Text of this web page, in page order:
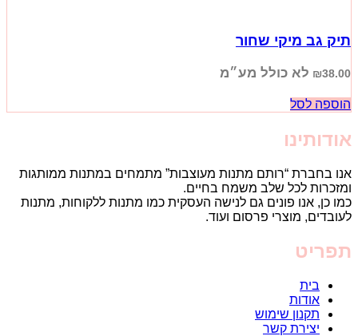
תיק גב מיקי שחור
₪38.00 לא כולל מע״מ
הוספה לסל
אודותינו
אנו בחברת “רותם מתנות מעוצבות” מתמחים במתנות ממותגות
ומזכרות לכל שלב משמח בחיים.
כמו כן, אנו פונים גם לנישה העסקית כמו מתנות ללקוחות, מתנות
לעובדים, מוצרי פרסום ועוד.
תפריט
בית
אודות
תקנון שימוש
יצירת קשר